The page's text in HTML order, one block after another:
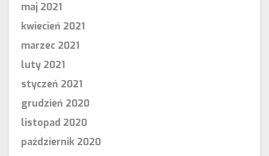
maj 2021
kwiecień 2021
marzec 2021
luty 2021
styczeń 2021
grudzień 2020
listopad 2020
październik 2020